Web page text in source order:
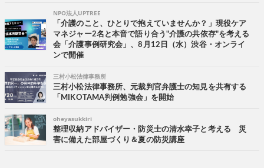
NPO法人UPTREE
「介護のこと、ひとりで抱えていませんか？」現役ケア
マネジャー2名と本音で語り合う"介護の共依存"を考える
会「介護事例研究会」、8月12日（水）渋谷・オンライ
ンで開催
三村小松法律事務所
三村小松法律事務所、元裁判官弁護士の知見を共有する
「MIKOTAMA判例勉強会」を開始
oheyasukkiri
整理収納アドバイザー・防災士の清水幸子と考える 災
害に備えた部屋づくり＆夏の防災講座